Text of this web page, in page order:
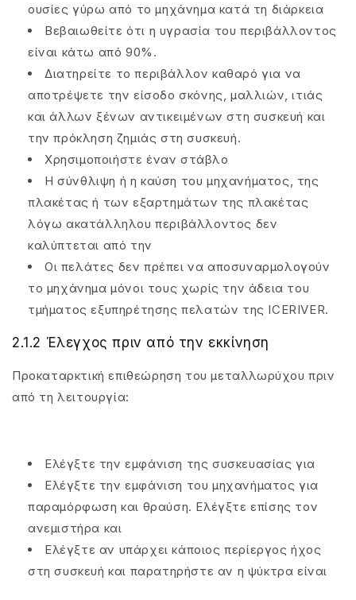
ουσίες γύρω από το μηχάνημα κατά τη διάρκεια
Βεβαιωθείτε ότι η υγρασία του περιβάλλοντος
είναι κάτω από 90%.
Διατηρείτε το περιβάλλον καθαρό για να
αποτρέψετε την είσοδο σκόνης, μαλλιών, ιτιάς
και άλλων ξένων αντικειμένων στη συσκευή και
την πρόκληση ζημιάς στη συσκευή.
Χρησιμοποιήστε έναν στάβλο
Η σύνθλιψη ή η καύση του μηχανήματος, της
πλακέτας ή των εξαρτημάτων της πλακέτας
λόγω ακατάλληλου περιβάλλοντος δεν
καλύπτεται από την
Οι πελάτες δεν πρέπει να αποσυναρμολογούν
το μηχάνημα μόνοι τους χωρίς την άδεια του
τμήματος εξυπηρέτησης πελατών της ICERIVER.
2.1.2 Έλεγχος πριν από την εκκίνηση
Προκαταρκτική επιθεώρηση του μεταλλωρύχου πριν
από τη λειτουργία:
Ελέγξτε την εμφάνιση της συσκευασίας για
Ελέγξτε την εμφάνιση του μηχανήματος για
παραμόρφωση και θραύση. Ελέγξτε επίσης τον
ανεμιστήρα και
Ελέγξτε αν υπάρχει κάποιος περίεργος ήχος
στη συσκευή και παρατηρήστε αν η ψύκτρα είναι